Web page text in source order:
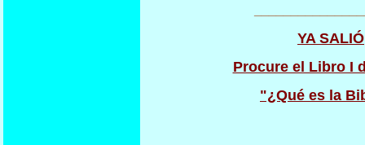
YA SALIÓ
Procure el Libro I
"¿Qué es la